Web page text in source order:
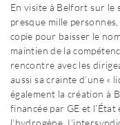
En visite à Belfort sur le
presque mille
copie pour baisser le
maintien de la
rencontre avec les
aussi sa crainte d’une «
également la création à
financée par GE et
l’hydrogène.